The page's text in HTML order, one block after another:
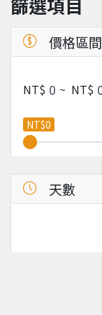
篩選項目
價格區間
NT$ ~ NT$
NT$0
天數